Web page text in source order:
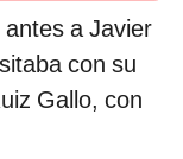
a Javier
con su
Gallo, con